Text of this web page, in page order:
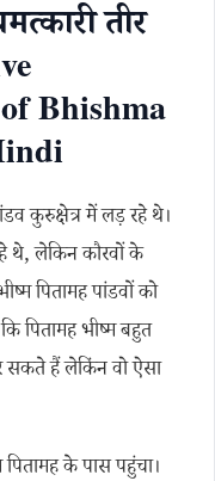
तीर
Bhishma
कुरुक्षेत्र में लड़ रहे थे।
थे, लेकिन कौरवों के
पितामह पांडवों को
पितामह भीष्म बहुत
सकते हैं लेकिंन वो ऐसा
के पास पहुंचा।